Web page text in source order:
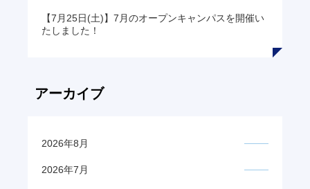
【7月25日(土)】7月のオープンキャンパスを開催い
たしました！
アーカイブ
2026年8月
2026年7月